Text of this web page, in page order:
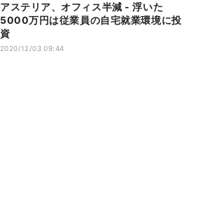
アステリア、オフィス半減 - 浮いた
5000万円は従業員の自宅就業環境に投
資
2020/12/03 09:44